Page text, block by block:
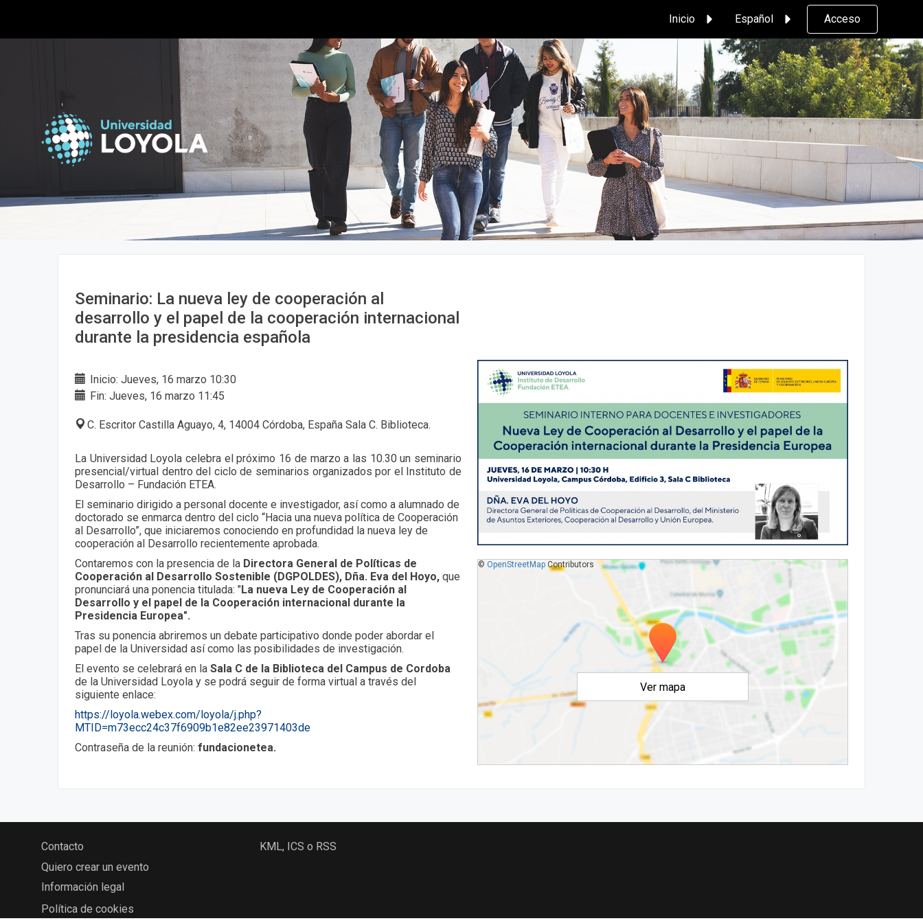
Inicio Español Acceso
Seminario: La nueva ley de cooperación al
desarrollo y el papel de la cooperación internacional
durante la presidencia española
Inicio: Jueves, 16 marzo 10:30
Fin: Jueves, 16 marzo 11:45
C. Escritor Castilla Aguayo, 4, 14004 Córdoba, España Sala C. Biblioteca.
La Universidad Loyola celebra el próximo 16 de marzo a las 10.30 un seminario
presencial/virtual dentro del ciclo de seminarios organizados por el Instituto de
Desarrollo – Fundación ETEA.
El seminario dirigido a personal docente e investigador, así como a alumnado de
doctorado se enmarca dentro del ciclo “Hacia una nueva política de Cooperación
al Desarrollo”, que iniciaremos conociendo en profundidad la nueva ley de
cooperación al Desarrollo recientemente aprobada.
Contaremos con la presencia de la Directora General de Políticas de
Cooperación al Desarrollo Sostenible (DGPOLDES), Dña. Eva del Hoyo, que
pronunciará una ponencia titulada: "La nueva Ley de Cooperación al
Desarrollo y el papel de la Cooperación internacional durante la
Presidencia Europea".
Tras su ponencia abriremos un debate participativo donde poder abordar el
papel de la Universidad así como las posibilidades de investigación.
El evento se celebrará en la Sala C de la Biblioteca del Campus de Cordoba
de la Universidad Loyola y se podrá seguir de forma virtual a través del
siguiente enlace:
https://loyola.webex.com/loyola/j.php?
MTID=m73ecc24c37f6909b1e82ee23971403de
Contraseña de la reunión: fundacionetea.
Ver mapa
© OpenStreetMapContributors
Contacto
Quiero crear un evento
Información legal
Política de cookies
KML, ICS o RSS